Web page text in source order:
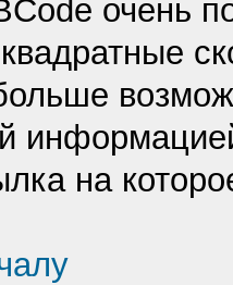
очень
на